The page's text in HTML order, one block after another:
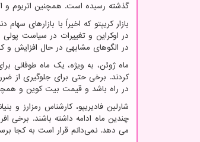
گذشته رسیده است. همچنین اتریوم و
بازار کریپتو که اخیراً با بازارهای
در اوکراین و تغییرات در سیاست پولی
در الگوهای مشابهی در حال افزایش
ماه ژوئن، به ویژه، یک ماه طوفانی
کردند. برخی حتی برای جلوگیری از
در راه باشد و قیمت بیت کوین و
شارلین فادیریپو، کارشناس رمزارز و
می دهد. نمی‌دانم قرار است به کجا